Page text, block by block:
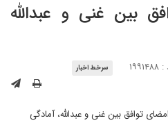
بین غنی و عبدالله
سرخط اخبار
توافق بین غنی و عبدالله، آمادگی